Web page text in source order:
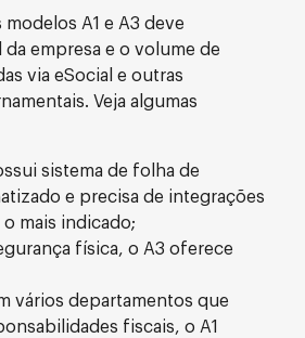
A1 e A3 deve
empresa e o volume de
via eSocial e outras
Veja algumas
sistema de folha de
e precisa de integrações
mais indicado;
física, o A3 oferece
vários departamentos que
fiscais, o A1